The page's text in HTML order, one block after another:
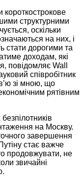
короткострокове
структурними
оскільки
на них, і
стати дорогими та
доходам, які
повідомляє Wall
співробітник
зі мною, що
рятівним
на Москву.
завершення
стає важче
продовжувати, не
звичайні